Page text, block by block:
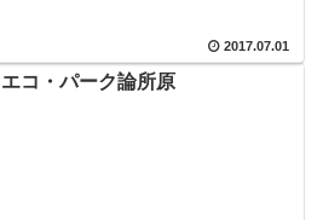
2017.07.01
エコ・パーク論所原